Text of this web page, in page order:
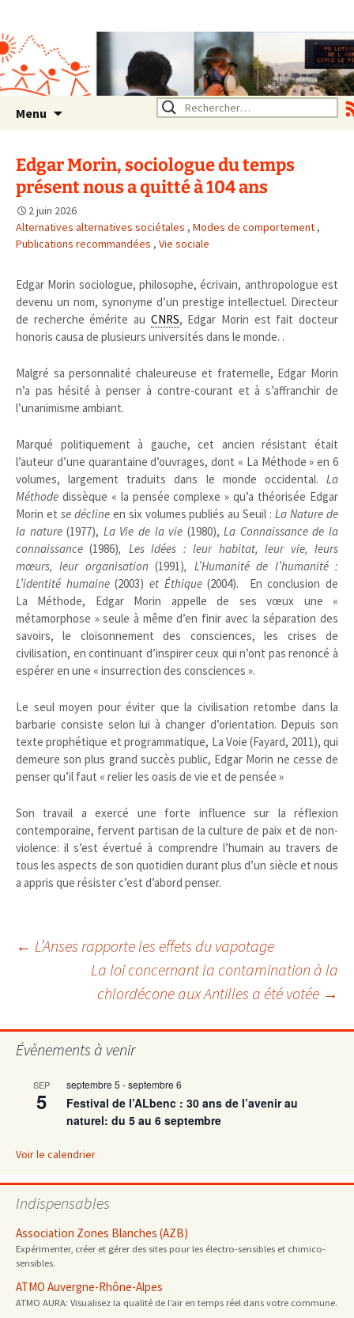
Rhône Alpes
Un environnement sain pour
la santé de tous
Menu Rechercher :
Edgar Morin, sociologue du temps
présent nous a quitté à 104 ans
2 juin 2026
Alternatives alternatives sociétales , Modes de comportement ,
Publications recommandées , Vie sociale
Edgar Morin sociologue, philosophe, écrivain, anthropologue est
devenu un nom, synonyme d’un prestige intellectuel. Directeur
de recherche émérite au CNRS, Edgar Morin est fait docteur
honoris causa de plusieurs universités dans le monde. .
Malgré sa personnalité chaleureuse et fraternelle, Edgar Morin
n’a pas hésité à penser à contre-courant et à s’affranchir de
l’unanimisme ambiant.
Marqué politiquement à gauche, cet ancien résistant était
l’auteur d’une quarantaine d’ouvrages, dont « La Méthode » en 6
volumes, largement traduits dans le monde occidental. La
Méthode dissèque « la pensée complexe » qu’a théorisée Edgar
Morin et se décline en six volumes publiés au Seuil :La Nature de
la nature(1977), La Vie de la vie (1980), La Connaissance de la
connaissance (1986), Les Idées : leur habitat, leur vie, leurs
mœurs, leur organisation(1991), L’Humanité de l’humanité :
L’identité humaine(2003) et Éthique(2004). En conclusion de
La Méthode, Edgar Morin appelle de ses vœux une «
métamorphose » seule à même d’en finir avec la séparation des
savoirs, le cloisonnement des consciences, les crises de
civilisation, en continuant d’inspirer ceux qui n’ont pas renoncé à
espérer en une « insurrection des consciences ».
Le seul moyen pour éviter que la civilisation retombe dans la
barbarie consiste selon lui à changer d’orientation. Depuis son
texte prophétique et programmatique, La Voie (Fayard, 2011), qui
demeure son plus grand succès public, Edgar Morin ne cesse de
penser qu’il faut « relier les oasis de vie et de pensée »
Son travail a exercé une forte influence sur la réflexion
contemporaine, fervent partisan de la culture de paix et de non-
violence: il s’est évertué à comprendre l’humain au travers de
tous les aspects de son quotidien durant plus d’un siècle et nous
a appris que résister c’est d’abord penser.
Navigation
articles
← L’Anses rapporte les effets du vapotage
La loi concernant la contamination à la
chlordécone aux Antilles a été votée →
Évènements à venir
SEP
5
septembre 5 -septembre 6
Festival de l’ALbenc : 30 ans de l’avenir au
naturel: du 5 au 6 septembre
Voir le calendrier
Indispensables
Association Zones Blanches (AZB)
Expérimenter, créer et gérer des sites pour les électro-sensibles et chimico-
sensibles.
ATMO Auvergne-Rhône-Alpes
ATMO AURA: Visualisez la qualité de l’air en temps réel dans votre commune.